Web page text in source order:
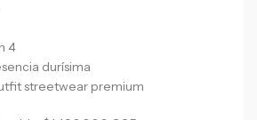
4
durísima
streetwear premium